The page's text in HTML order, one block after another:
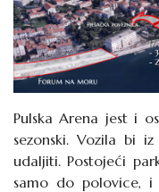
Pulska Arena jest i
sezonski. Vozila bi
udaljiti. Postojeći
samo do polovice,